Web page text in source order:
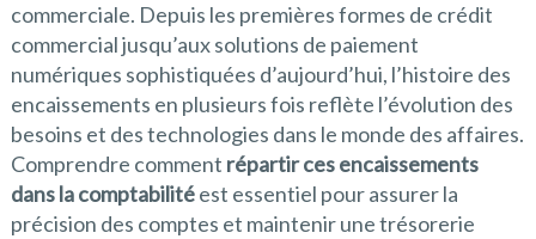
commerciale. Depuis les premières formes de crédit
commercial jusqu’aux solutions de paiement
numériques sophistiquées d’aujourd’hui, l’histoire des
encaissements en plusieurs fois reflète l’évolution des
besoins et des technologies dans le monde des affaires.
Comprendre comment répartir ces encaissements
dans la comptabilitéest essentiel pour assurer la
précision des comptes et maintenir une trésorerie